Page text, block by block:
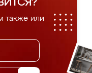
также или